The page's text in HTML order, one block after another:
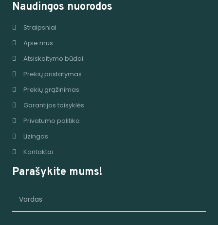
Naudingos nuorodos
Straipsniai
Apie mus
Atsiskaitymo būdai
Prekių pristatymas
Prekių grąžinimas
Garantijos taisyklės
Privatumo politika
Lizingas
Kontaktai
Parašykite mums!